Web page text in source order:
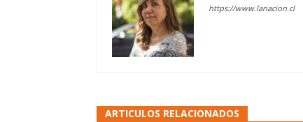
https://www.lanacion.cl
ARTICULOS RELACIONADOS